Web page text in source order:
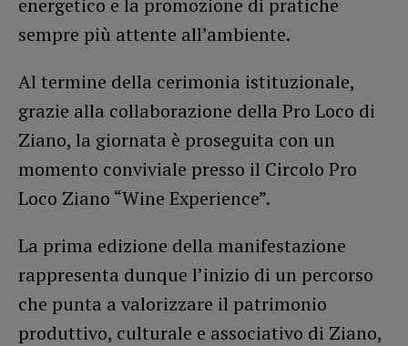
sempre più attente all’ambiente.
Al termine della cerimonia istituzionale,
grazie alla collaborazione della Pro Loco di
Ziano, la giornata è proseguita con un
momento conviviale presso il Circolo Pro
Loco Ziano “Wine Experience”.
La prima edizione della manifestazione
rappresenta dunque l’inizio di un percorso
che punta a valorizzare il patrimonio
produttivo, culturale e associativo di Ziano,